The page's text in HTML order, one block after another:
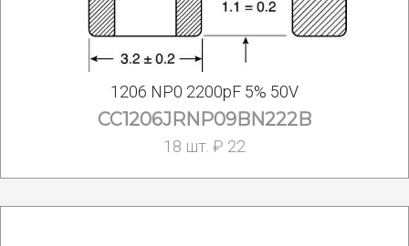
1206 NP0 2200pF 5% 50V
CC1206JRNP09BN222B
18 шт. ₽ 22